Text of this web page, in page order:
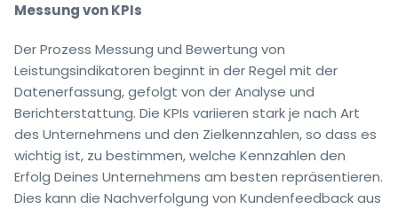
Messung von KPIs
Der Prozess Messung und Bewertung von
Leistungsindikatoren beginnt in der Regel mit der
Datenerfassung, gefolgt von der Analyse und
Berichterstattung. Die KPIs variieren stark je nach Art
des Unternehmens und den Zielkennzahlen, so dass es
wichtig ist, zu bestimmen, welche Kennzahlen den
Erfolg Deines Unternehmens am besten repräsentieren.
Dies kann die Nachverfolgung von Kundenfeedback aus